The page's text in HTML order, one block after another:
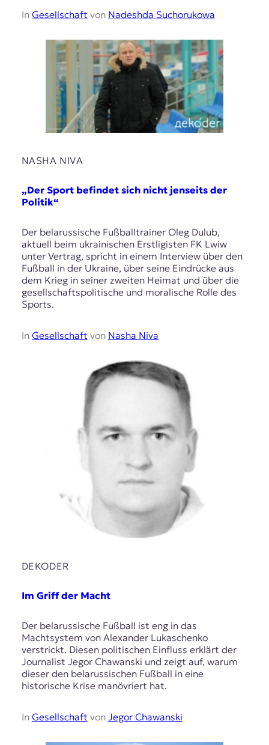
In Gesellschaft von Nadeshda Suchorukowa
NASHA NIVA
„Der Sport befindet sich nicht jenseits der
Politik“
Der belarussische Fußballtrainer Oleg Dulub,
aktuell beim ukrainischen Erstligisten FK Lwiw
unter Vertrag, spricht in einem Interview über den
Fußball in der Ukraine, über seine Eindrücke aus
dem Krieg in seiner zweiten Heimat und über die
gesellschaftspolitische und moralische Rolle des
Sports.
In Gesellschaft von Nasha Niva
DEKODER
Im Griff der Macht
Der belarussische Fußball ist eng in das
Machtsystem von Alexander Lukaschenko
verstrickt. Diesen politischen Einfluss erklärt der
Journalist Jegor Chawanski und zeigt auf, warum
dieser den belarussischen Fußball in eine
historische Krise manövriert hat.
In Gesellschaft von Jegor Chawanski